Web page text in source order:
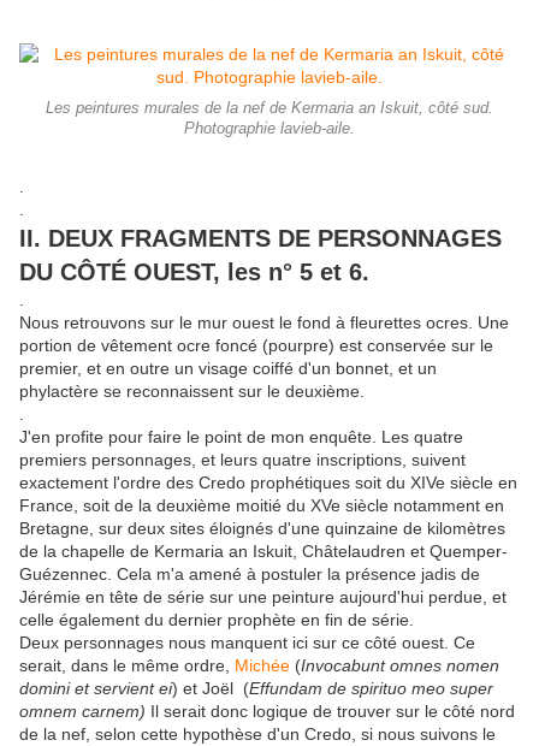
Les peintures murales de la nef de Kermaria an Iskuit, côté sud.
Photographie lavieb-aile.
II. DEUX FRAGMENTS DE PERSONNAGES
DU CÔTÉ OUEST, les n° 5 et 6.
Nous retrouvons sur le mur ouest le fond à fleurettes ocres. Une
portion de vêtement ocre foncé (pourpre) est conservée sur le
premier, et en outre un visage coiffé d'un bonnet, et un
phylactère se reconnaissent sur le deuxième.
J'en profite pour faire le point de mon enquête. Les quatre
premiers personnages, et leurs quatre inscriptions, suivent
exactement l'ordre des Credo prophétiques soit du XIVe siècle en
France, soit de la deuxième moitié du XVe siècle notamment en
Bretagne, sur deux sites éloignés d'une quinzaine de kilomètres
de la chapelle de Kermaria an Iskuit, Châtelaudren et Quemper-
Guézennec. Cela m'a amené à postuler la présence jadis de
Jérémie en tête de série sur une peinture aujourd'hui perdue, et
celle également du dernier prophète en fin de série.
Deux personnages nous manquent ici sur ce côté ouest. Ce
serait, dans le même ordre, Michée (Invocabunt omnes nomen
domini et servient ei) et Joël (Effundam de spirituo meo super
omnem carnem) Il serait donc logique de trouver sur le côté nord
de la nef, selon cette hypothèse d'un Credo, si nous suivons le